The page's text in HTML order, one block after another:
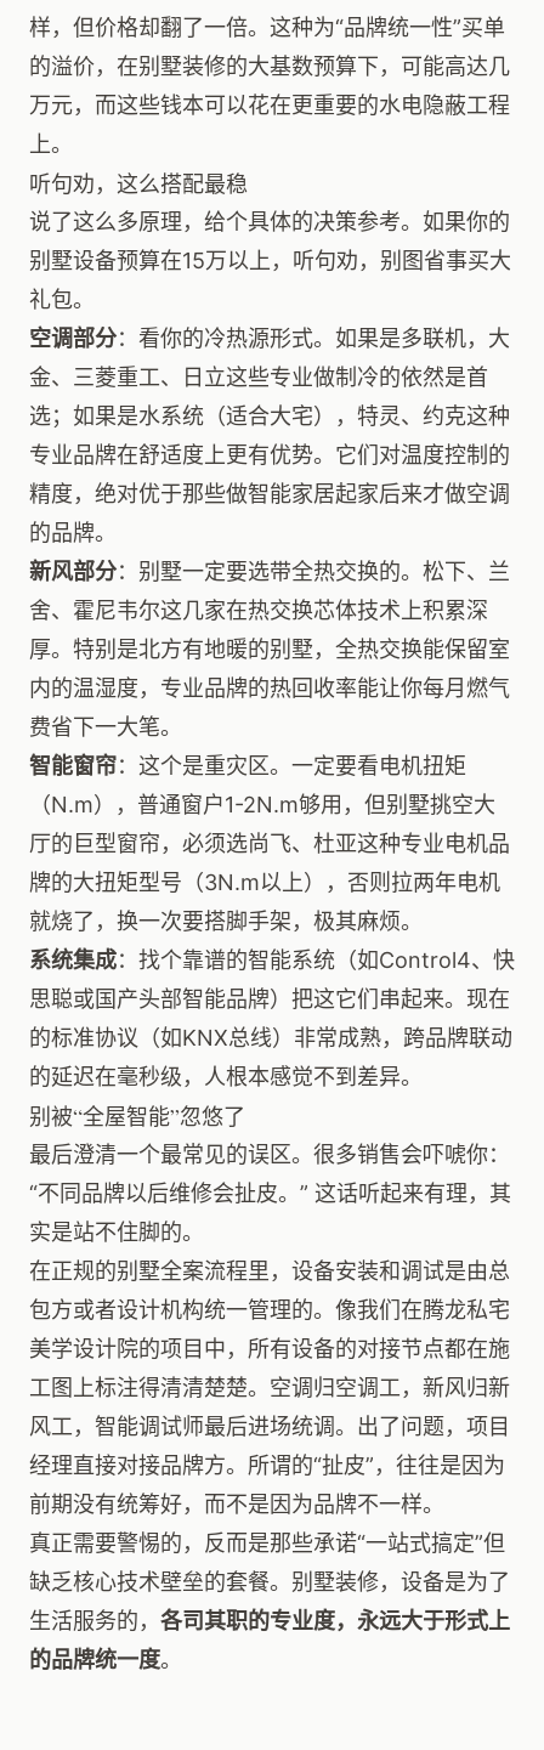
样，但价格却翻了一倍。这种为“品牌统一性”买单
的溢价，在别墅装修的大基数预算下，可能高达几
万元，而这些钱本可以花在更重要的水电隐蔽工程
上。
听句劝，这么搭配最稳
说了这么多原理，给个具体的决策参考。如果你的
别墅设备预算在15万以上，听句劝，别图省事买大
礼包。
空调部分：看你的冷热源形式。如果是多联机，大
金、三菱重工、日立这些专业做制冷的依然是首
选；如果是水系统（适合大宅），特灵、约克这种
专业品牌在舒适度上更有优势。它们对温度控制的
精度，绝对优于那些做智能家居起家后来才做空调
的品牌。
新风部分：别墅一定要选带全热交换的。松下、兰
舍、霍尼韦尔这几家在热交换芯体技术上积累深
厚。特别是北方有地暖的别墅，全热交换能保留室
内的温湿度，专业品牌的热回收率能让你每月燃气
费省下一大笔。
智能窗帘：这个是重灾区。一定要看电机扭矩
（N.m），普通窗户1-2N.m够用，但别墅挑空大
厅的巨型窗帘，必须选尚飞、杜亚这种专业电机品
牌的大扭矩型号（3N.m以上），否则拉两年电机
就烧了，换一次要搭脚手架，极其麻烦。
系统集成：找个靠谱的智能系统（如Control4、快
思聪或国产头部智能品牌）把这它们串起来。现在
的标准协议（如KNX总线）非常成熟，跨品牌联动
的延迟在毫秒级，人根本感觉不到差异。
别被“全屋智能”忽悠了
最后澄清一个最常见的误区。很多销售会吓唬你：
“不同品牌以后维修会扯皮。” 这话听起来有理，其
实是站不住脚的。
在正规的别墅全案流程里，设备安装和调试是由总
包方或者设计机构统一管理的。像我们在腾龙私宅
美学设计院的项目中，所有设备的对接节点都在施
工图上标注得清清楚楚。空调归空调工，新风归新
风工，智能调试师最后进场统调。出了问题，项目
经理直接对接品牌方。所谓的“扯皮”，往往是因为
前期没有统筹好，而不是因为品牌不一样。
真正需要警惕的，反而是那些承诺“一站式搞定”但
缺乏核心技术壁垒的套餐。别墅装修，设备是为了
生活服务的， 各司其职的专业度，永远大于形式上
的品牌统一度。